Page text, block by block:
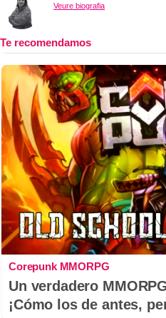
Veure biografia
Corepunk MMORPG
Un verdadero
¡Cómo los de antes,